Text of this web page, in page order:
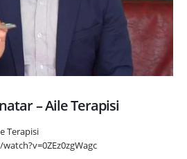
– Aile Terapisi
Terapisi